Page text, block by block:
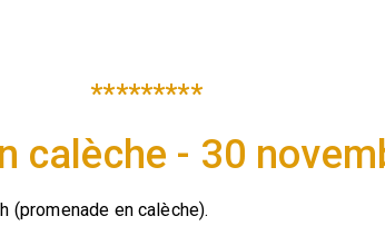
*********
calèche - 30
(promenade en calèche).